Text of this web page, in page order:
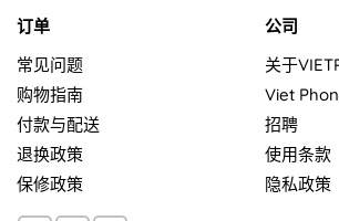
订单
常见问题
购物指南
付款与配送
退换政策
保修政策
公司
关于
Viet
招聘
使用条款
隐私政策